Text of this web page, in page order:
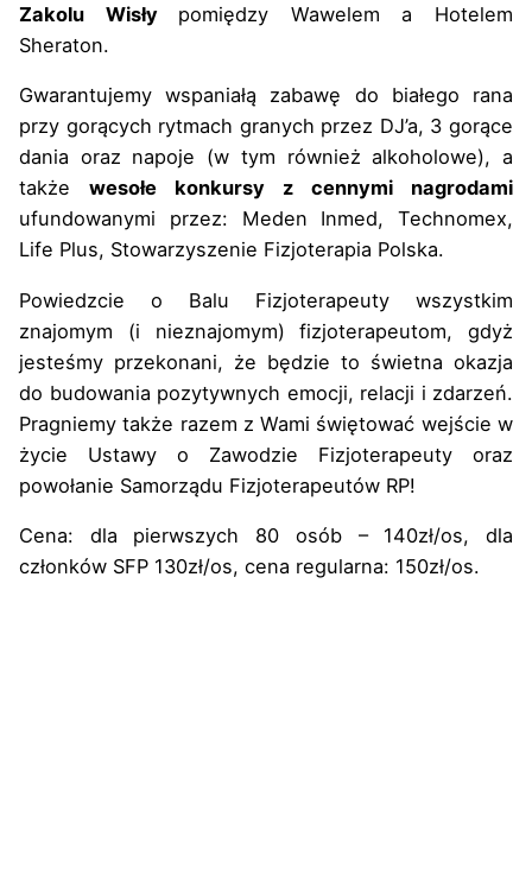
Zakolu Wisły pomiędzy Wawelem a Hotelem
Sheraton.
Gwarantujemy wspaniałą zabawę do białego rana
przy gorących rytmach granych przez DJ’a, 3 gorące
dania oraz napoje (w tym również alkoholowe), a
także wesołe konkursy z cennymi nagrodami
ufundowanymi przez: Meden Inmed, Technomex,
Life Plus, Stowarzyszenie Fizjoterapia Polska.
Powiedzcie o Balu Fizjoterapeuty wszystkim
znajomym (i nieznajomym) fizjoterapeutom, gdyż
jesteśmy przekonani, że będzie to świetna okazja
do budowania pozytywnych emocji, relacji i zdarzeń.
Pragniemy także razem z Wami świętować wejście w
życie Ustawy o Zawodzie Fizjoterapeuty oraz
powołanie Samorządu Fizjoterapeutów RP!
Cena: dla pierwszych 80 osób – 140zł/os, dla
członków SFP 130zł/os, cena regularna: 150zł/os.